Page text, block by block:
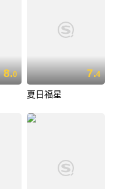
8.0 7.4
夏日福星